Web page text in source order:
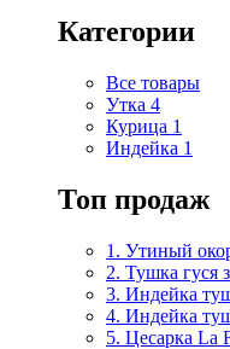
Категории
Все товары
Утка 4
Курица 1
Индейка 1
Топ продаж
1. Утиный
2. Тушка гуся
3. Индейка
4. Индейка
5. Цесарка La